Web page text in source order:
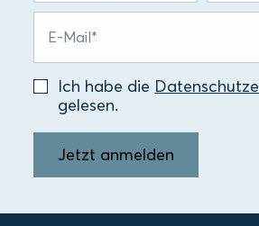
Ich habe die
gelesen.
Jetzt anmelden